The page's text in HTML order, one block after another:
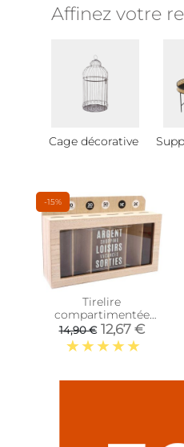
Affinez votre
Cage décorative
-15%
Tirelire
compartimentée
Shopping 30x20 cm
14,90 € 12,67 €